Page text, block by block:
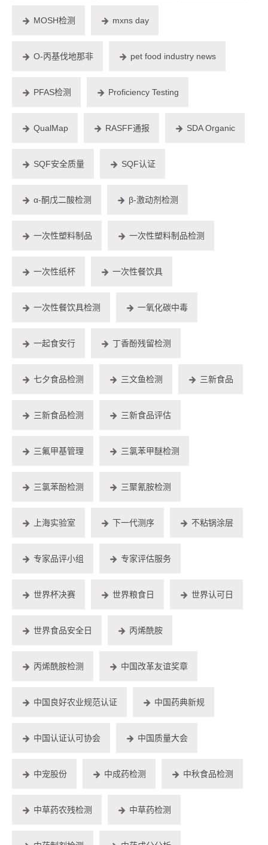
MOSH检测 mxns day
O-丙基伐地那非 pet food industry news
PFAS检测 Proficiency Testing
QualMap RASFF通报 SDA Organic
SQF安全质量 SQF认证
α-酮戊二酸检测 β-激动剂检测
一次性塑料制品 一次性塑料制品检测
一次性纸杯 一次性餐饮具
一次性餐饮具检测 一氧化碳中毒
一起食安行 丁香酚残留检测
七夕食品检测 三文鱼检测 三新食品
三新食品检测 三新食品评估
三氟甲基管理 三氯苯甲醚检测
三氯苯酚检测 三聚氰胺检测
上海实验室 下一代测序 不粘锅涂层
专家品评小组 专家评估服务
世界杯决赛 世界粮食日 世界认可日
世界食品安全日 丙烯酰胺
丙烯酰胺检测 中国改革友谊奖章
中国良好农业规范认证 中国药典新规
中国认证认可协会 中国质量大会
中宠股份 中成药检测 中秋食品检测
中草药农残检测 中草药检测